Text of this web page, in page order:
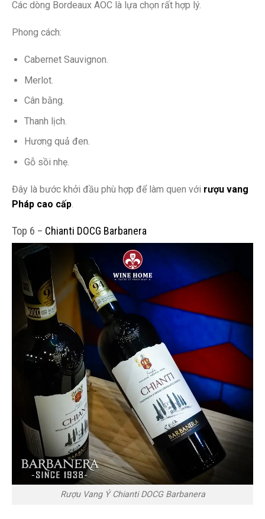
Các dòng Bordeaux AOC là lựa chọn rất hợp lý.
Phong cách:
Cabernet Sauvignon.
Merlot.
Cân bằng.
Thanh lịch.
Hương quả đen.
Gỗ sồi nhẹ.
Đây là bước khởi đầu phù hợp để làm quen với rượu vang
Pháp cao cấp
Top 6 – Chianti DOCG Barbanera
Rượu Vang Ý Chianti DOCG Barbanera